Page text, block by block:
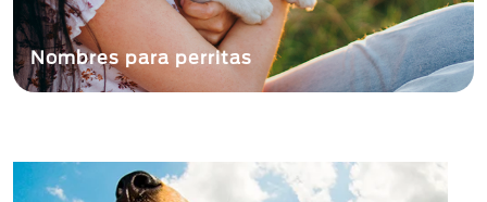
Las mascotas en adopción: beneficios y
requisitos para adoptar un perro o gato